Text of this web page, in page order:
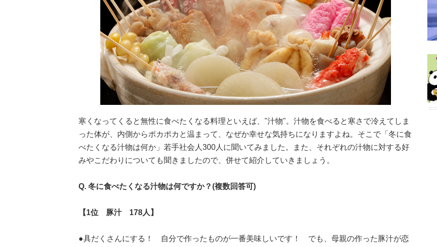
寒くなってくると無性に食べたくなる料理といえば、"汁物"。汁物を食べると寒さで冷えてしま
った体が、内側からポカポカと温まって、なぜか幸せな気持ちになりますよね。そこで「冬に食
べたくなる汁物は何か」若手社会人300人に聞いてみました。また、それぞれの汁物に対する好
みやこだわりについても聞きましたので、併せて紹介していきましょう。
Q. 冬に食べたくなる汁物は何ですか？(複数回答可)
【1位 豚汁 178人】
●具だくさんにする！ 自分で作ったものが一番美味しいです！ でも、母親の作った豚汁が恋